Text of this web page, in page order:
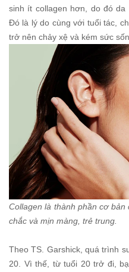
sinh ít collagen hơn, do đó da
Đó là lý do cùng với tuổi tác,
trở nên chảy xệ và kém sức
Collagen là thành phần cơ
chắc và mịn màng, trẻ trung.
Theo TS. Garshick, quá trình
20. Vì thế, từ tuổi 20 trở đi,